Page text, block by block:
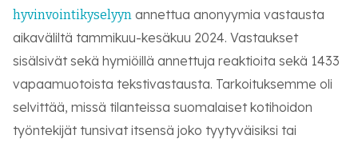
hyvinvointikyselyyn annettua anonyymia vastausta
aikaväliltä tammikuu-kesäkuu 2024. Vastaukset
sisälsivät sekä hymiöillä annettuja reaktioita sekä 1433
vapaamuotoista tekstivastausta. Tarkoituksemme oli
selvittää, missä tilanteissa suomalaiset kotihoidon
työntekijät tunsivat itsensä joko tyytyväisiksi tai